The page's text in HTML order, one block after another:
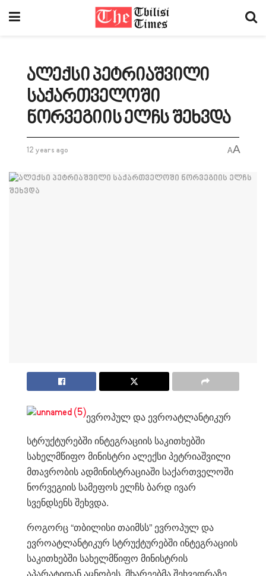
ალექსი პეტრიაშვილი
საქართველოში
ნორვეგიის ელჩს შეხვდა
12 years ago AA
ევროპულ და ევროატლანტიკურ
სტრუქტურებში ინტეგრაციის საკითხებში
სახელმწიფო მინისტრი ალექსი პეტრიაშვილი
მთავრობის ადმინისტრაციაში საქართველოში
ნორვეგიის სამეფოს ელჩს ბარდ ივარ
სვენდსენს შეხვდა.
როგორც “თბილისი თაიმსს” ევროპულ და
ევროატლანტიკურ სტრუქტურებში ინტეგრაციის
საკითხებში სახელმწიფო მინისტრის
აპარატიდან აცნობეს, მხარეებმა შეხვედრაზე